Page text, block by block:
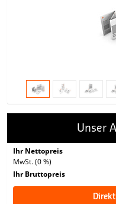
Unser
Ihr Nettopreis
MwSt. (0 %)
Ihr Bruttopreis